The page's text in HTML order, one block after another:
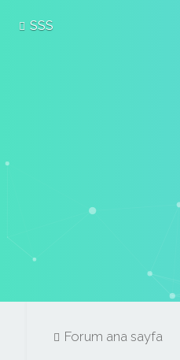
SSS
Forum ana sayfa